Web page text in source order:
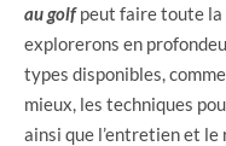
au golfpeut faire toute la
explorerons en
types disponibles,
mieux, les techniques
ainsi que l’entretien et le